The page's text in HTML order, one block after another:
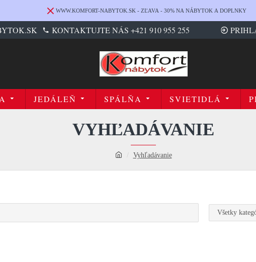
WWW.KOMFORT-NABYTOK.SK - ZĽAVA - 30% NA NÁBYTOK A DOPLNKY
KONTAKTUJTE NÁS +421 910 955 255
JEDÁLEŇ SPÁLŇA SVIETIDLÁ
Vyhľadávanie
VYHĽADÁVANIE